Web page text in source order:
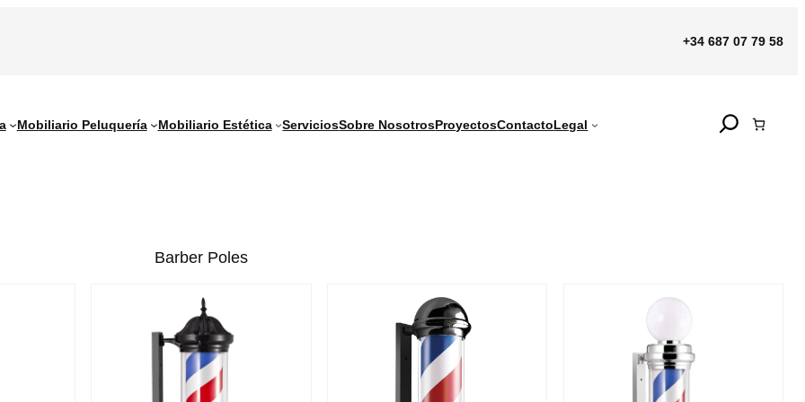
+34 687 07 79 58
Mobiliario Peluquería Mobiliario Estética ServiciosSobre NosotrosProyectosContactoLegal
Search
Barber Poles